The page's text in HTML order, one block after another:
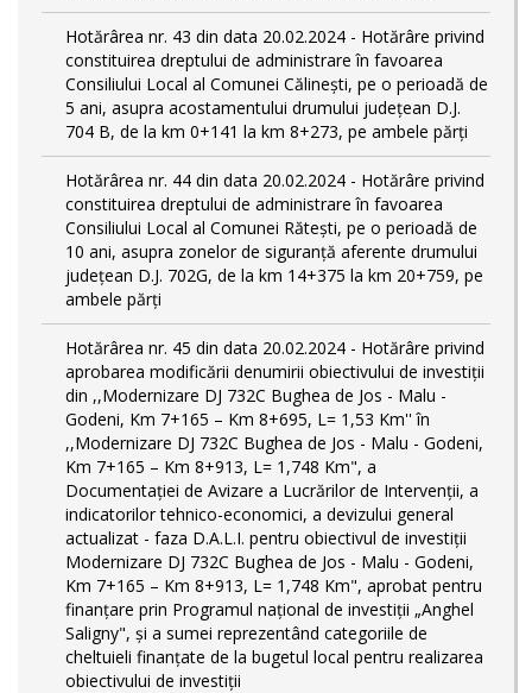
Hotărârea nr. 43 din data 20.02.2024 - Hotărâre privind
constituirea dreptului de administrare în favoarea
Consiliului Local al Comunei Călinești, pe o perioadă de
5 ani, asupra acostamentului drumului județean D.J.
704 B, de la km 0+141 la km 8+273, pe ambele părți
Hotărârea nr. 44 din data 20.02.2024 - Hotărâre privind
constituirea dreptului de administrare în favoarea
Consiliului Local al Comunei Rătești, pe o perioadă de
10 ani, asupra zonelor de siguranță aferente drumului
județean D.J. 702G, de la km 14+375 la km 20+759, pe
ambele părți
Hotărârea nr. 45 din data 20.02.2024 - Hotărâre privind
aprobarea modificării denumirii obiectivului de investiții
din ,,Modernizare DJ 732C Bughea de Jos - Malu -
Godeni, Km 7+165 – Km 8+695, L= 1,53 Km'' în
,,Modernizare DJ 732C Bughea de Jos - Malu - Godeni,
Km 7+165 – Km 8+913, L= 1,748 Km", a
Documentației de Avizare a Lucrărilor de Intervenții, a
indicatorilor tehnico-economici, a devizului general
actualizat - faza D.A.L.I. pentru obiectivul de investiţii
Modernizare DJ 732C Bughea de Jos - Malu - Godeni,
Km 7+165 – Km 8+913, L= 1,748 Km", aprobat pentru
finanțare prin Programul național de investiții „Anghel
Saligny", și a sumei reprezentând categoriile de
cheltuieli finanțate de la bugetul local pentru realizarea
obiectivului de investiții